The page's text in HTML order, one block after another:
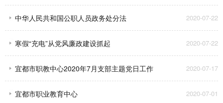
中华人民共和国公职人员政务处分法 2020-07-22
寒假“充电”从党风廉政建设抓起 2020-07-22
宜都市职教中心2020年7月支部主题党日工作
安排
2020-07-17
宜都市职业教育中心 2020-07-01